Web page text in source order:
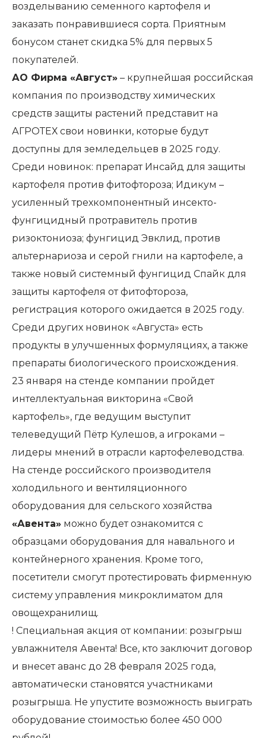
возделыванию семенного картофеля и
заказать понравившиеся сорта. Приятным
бонусом станет скидка 5% для первых 5
покупателей.
АО Фирма «Август» – крупнейшая российская
компания по производству химических
средств защиты растений представит на
АГРОТЕХ свои новинки, которые будут
доступны для земледельцев в 2025 году.
Среди новинок: препарат Инсайд для защиты
картофеля против фитофтороза; Идикум –
усиленный трехкомпонентный инсекто-
фунгицидный протравитель против
ризоктониоза; фунгицид Эвклид, против
альтернариоза и серой гнили на картофеле, а
также новый системный фунгицид Спайк для
защиты картофеля от фитофтороза,
регистрация которого ожидается в 2025 году.
Среди других новинок «Августа» есть
продукты в улучшенных формуляциях, а также
препараты биологического происхождения.
23 января на стенде компании пройдет
интеллектуальная викторина «Свой
картофель», где ведущим выступит
телеведущий Пётр Кулешов, а игроками –
лидеры мнений в отрасли картофелеводства.
На стенде российского производителя
холодильного и вентиляционного
оборудования для сельского хозяйства
«Авента» можно будет ознакомится с
образцами оборудования для навального и
контейнерного хранения. Кроме того,
посетители смогут протестировать фирменную
систему управления микроклиматом для
овощехранилищ.
! Специальная акция от компании: розыгрыш
увлажнителя Авента! Все, кто заключит договор
и внесет аванс до 28 февраля 2025 года,
автоматически становятся участниками
розыгрыша. Не упустите возможность выиграть
оборудование стоимостью более 450 000